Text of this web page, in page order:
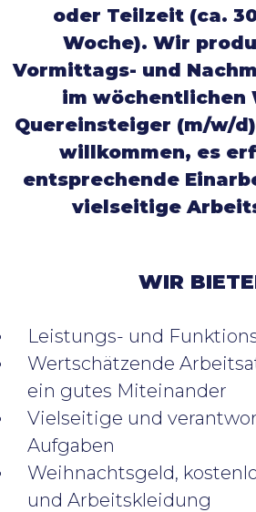
oder Teilzeit (ca.
Woche). Wir
Vormittags- und
im wöchentlichen
Quereinsteiger (m/w/
willkommen, es
entsprechende
vielseitige
WIR
Leistungs- und
Wertschätzende
ein gutes Miteinander
Vielseitige und
Aufgaben
Weihnachtsgeld,
und Arbeitskleidung